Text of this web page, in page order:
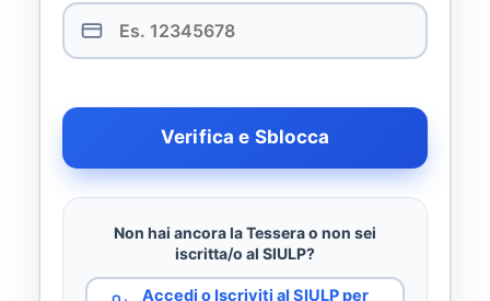
Verifica e Sblocca
Non hai ancora la Tessera o non sei
iscritta/o al SIULP?
Accedi o Iscriviti al SIULP per